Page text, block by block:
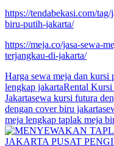
https://tendabekasi.com/
biru-putih-jakarta/
https://meja.co/jasa-sewa-
terjangkau-di-jakarta/
Harga sewa meja dan kursi
lengkap jakartaRental
Jakartasewa kursi futura
dengan cover biru jakarta
meja lengkap taplak meja